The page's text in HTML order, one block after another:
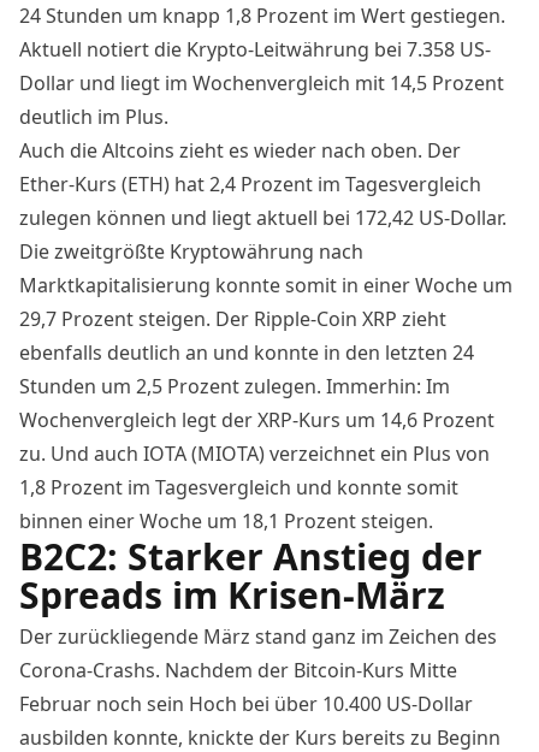
24 Stunden um knapp 1,8 Prozent im Wert gestiegen.
Aktuell notiert die Krypto-Leitwährung bei 7.358 US-
Dollar und liegt im Wochenvergleich mit 14,5 Prozent
deutlich im Plus.
Auch die Altcoins zieht es wieder nach oben. Der
Ether-Kurs (ETH) hat 2,4 Prozent im Tagesvergleich
zulegen können und liegt aktuell bei 172,42 US-Dollar.
Die zweitgrößte Kryptowährung nach
Marktkapitalisierung konnte somit in einer Woche um
29,7 Prozent steigen. Der Ripple-Coin XRP zieht
ebenfalls deutlich an und konnte in den letzten 24
Stunden um 2,5 Prozent zulegen. Immerhin: Im
Wochenvergleich legt derXRP-Kurs um 14,6 Prozent
zu. Und auch IOTA (MIOTA) verzeichnet ein Plus von
1,8 Prozent im Tagesvergleich und konnte somit
binnen einer Woche um 18,1 Prozent steigen.
B2C2: Starker Anstieg der
Spreads im Krisen-März
Der zurückliegende März stand ganz im Zeichen des
Corona-Crashs. Nachdem der Bitcoin-Kurs Mitte
Februar noch sein Hoch bei über 10.400 US-Dollar
ausbilden konnte, knickte der Kurs bereits zu Beginn